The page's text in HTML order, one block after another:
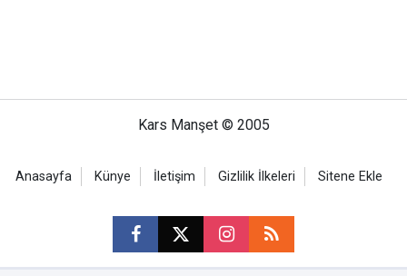
Kars Manşet © 2005
Anasayfa Künye İletişim Gizlilik İlkeleri Sitene Ekle